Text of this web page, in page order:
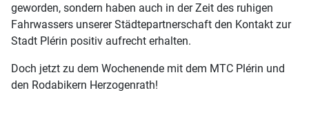
geworden, sondern haben auch in der Zeit des ruhigen
Fahrwassers unserer Städtepartnerschaft den Kontakt zur
Stadt Plérin positiv aufrecht erhalten.
Doch jetzt zu dem Wochenende mit dem MTC Plérin und
den Rodabikern Herzogenrath!